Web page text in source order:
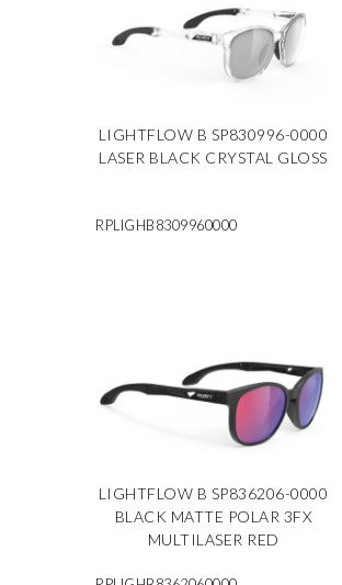
LIGHTFLOW B SP830996-0000
LASER BLACK CRYSTAL GLOSS
RPLIGHB8309960000
LIGHTFLOW B SP836206-0000
BLACK MATTE POLAR 3FX
MULTILASER RED